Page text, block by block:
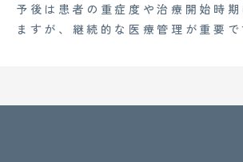
予後は患者の重症度や治療開始時期
ますが、継続的な医療管理が重要で